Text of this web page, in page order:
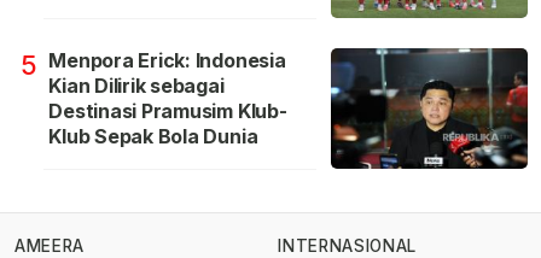
5 Menpora Erick: Indonesia
Kian Dilirik sebagai
Destinasi Pramusim Klub-
Klub Sepak Bola Dunia
AMEERA
INTERNASIONAL